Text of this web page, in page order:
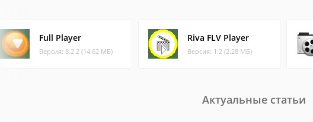
Full Player
Версия: 8.2.2 (14.62 МБ)
Riva FLV Player
Версия: 1.2 (2.28 МБ)
Актуальные статьи